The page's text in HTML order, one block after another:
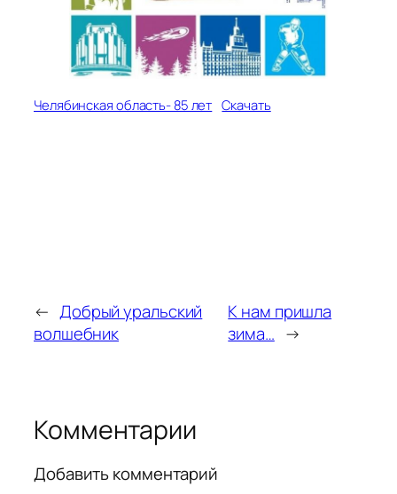
Челябинская область- 85 лет Скачать
← Добрый уральский
волшебник
К нам пришла
зима… →
Комментарии
Добавить комментарий